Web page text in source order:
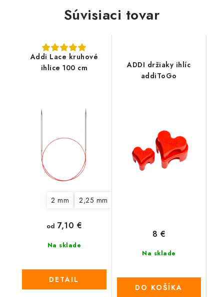
Súvisiaci tovar
Addi Lace kruhové
ihlice 100 cm
2 mm 2,25 mm
Na sklade
od 7,10 €
DETAIL
ADDI držiaky ihlíc
addiToGo
Na sklade
8 €
DO KOŠÍKA